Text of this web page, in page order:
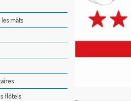
mâts
Hôtels